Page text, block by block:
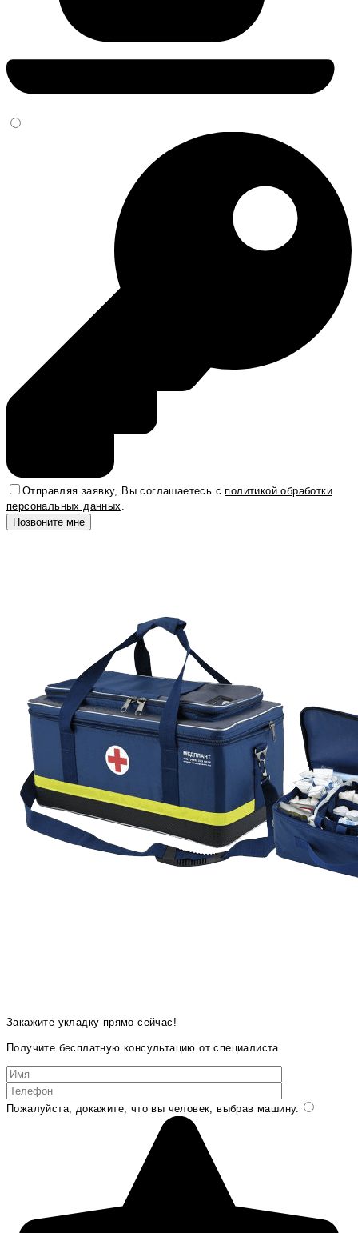
Отправляя заявку, Вы соглашаетесь сполитикой обработки
персональных данных.
Закажите укладку прямо сейчас!
Получите бесплатную консультацию от специалиста
Пожалуйста, докажите, что вы человек, выбрав машину.